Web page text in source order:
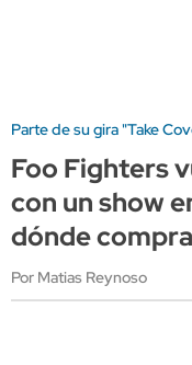
Parte de su gira "Take
Foo Fighters
con un show
dónde
Por Matias Reynoso